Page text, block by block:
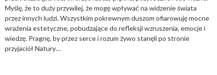
Myślę, że to duży przywilej, że mogę wpływać na widzenie świata
przez innych ludzi. Wszystkim pokrewnym duszom ofiarowuję mocne
wrażenia estetyczne, pobudzające do refleksji wzruszenia, emocje i
wiedzę. Pragnę, by przez serce i rozum żywo stanęli po stronie
przyjaciół Natury…